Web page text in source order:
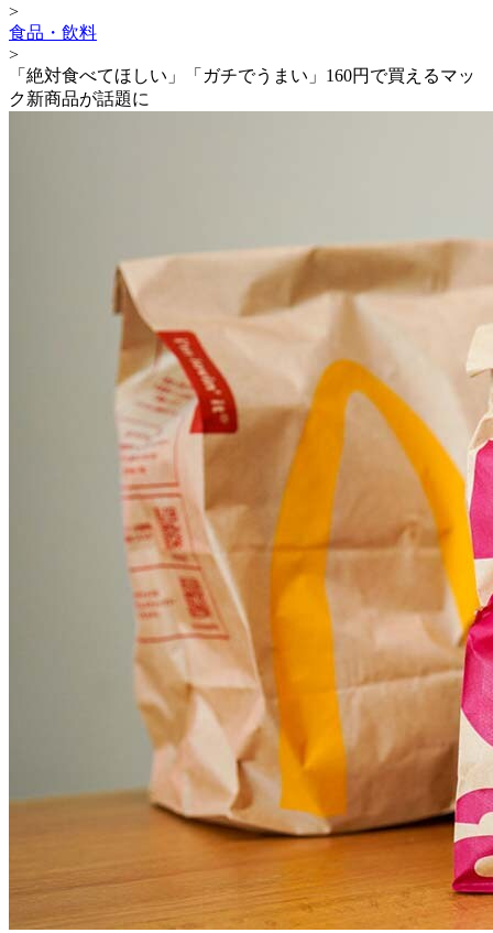
>
食品・飲料
>
「絶対食べてほしい」「ガチでうまい」160円で買えるマッ
ク新商品が話題に